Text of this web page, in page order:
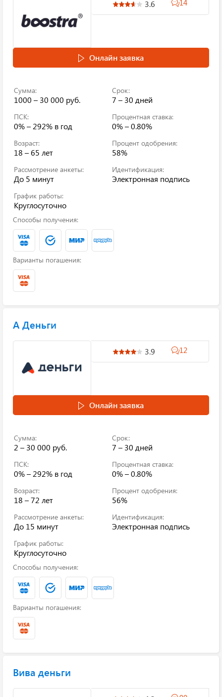
3.6 14
Онлайн заявка
Сумма:
1000 – 30 000 руб.
Срок:
7 – 30 дней
ПСК:
0% – 292% в год
Процентная ставка:
0% – 0.80%
Возраст:
18 – 65 лет
Процент одобрения:
58%
Рассмотрение анкеты:
До 5 минут
Идентификация:
Электронная подпись
График работы:
Круглосуточно
Способы получения:
Варианты погашения:
А Деньги
3.9 12
Онлайн заявка
Сумма:
2 – 30 000 руб.
Срок:
7 – 30 дней
ПСК:
0% – 292% в год
Процентная ставка:
0% – 0.80%
Возраст:
18 – 72 лет
Процент одобрения:
56%
Рассмотрение анкеты:
До 15 минут
Идентификация:
Электронная подпись
График работы:
Круглосуточно
Способы получения:
Варианты погашения:
Вива деньги